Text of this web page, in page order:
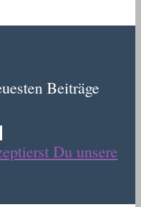
Beiträge
Du unsere